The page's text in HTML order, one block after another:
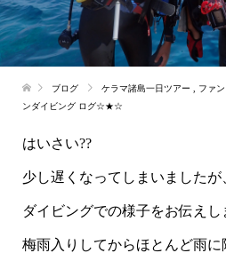
ブログ ケラマ諸島一日ツアー ファ
ンダイビング ログ☆★☆
はいさい??
少し遅くなってしまいました
ダイビングでの様子をお伝えし
梅雨入りしてからほとんど雨に